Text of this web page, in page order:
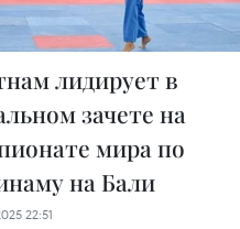
лидирует в
зачете на
мира по
на Бали
22:51